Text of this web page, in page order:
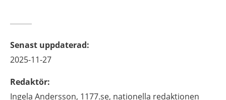
Senast uppdaterad:
2025-11-27
Redaktör:
Ingela Andersson, 1177.se, nationella redaktionen